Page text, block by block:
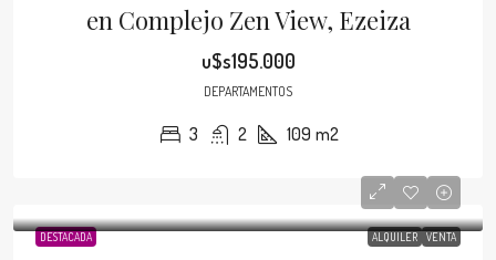
en Complejo Zen View, Ezeiza
u$s195.000
DEPARTAMENTOS
3 2 109 m2
DESTACADA ALQUILER VENTA